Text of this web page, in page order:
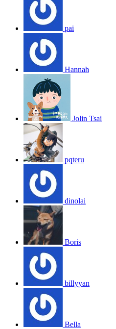
pai
Hannah
Jolin Tsai
pqteru
dinolai
Boris
billyyan
Bella